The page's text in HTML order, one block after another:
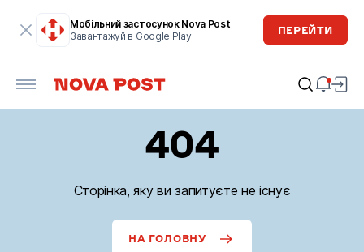
Мобільний застосунок Nova Post
Завантажуй в Google Play
ПЕРЕЙТИ
404
Сторінка, яку ви запитуєте не існує
НА ГОЛОВНУ